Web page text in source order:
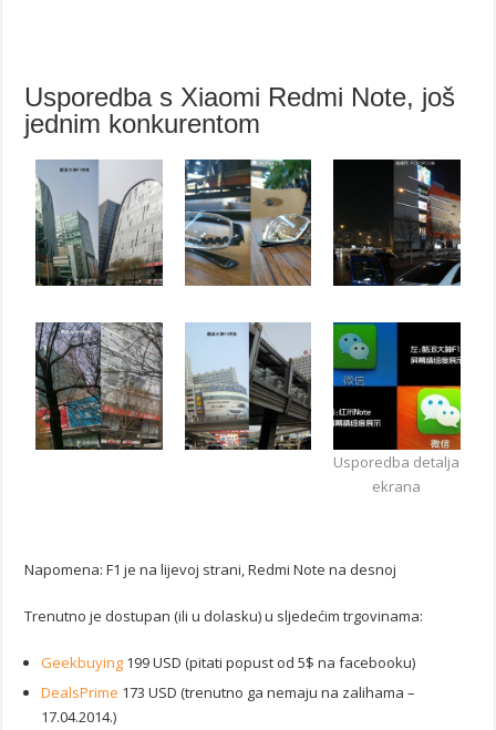
Usporedba s Xiaomi Redmi Note, još
jednim konkurentom
Usporedba detalja
ekrana
Napomena: F1 je na lijevoj strani, Redmi Note na desnoj
Trenutno je dostupan (ili u dolasku) u sljedećim trgovinama:
Geekbuying 199 USD (pitati popust od 5$ na facebooku)
DealsPrime 173 USD (trenutno ga nemaju na zalihama –
17.04.2014.)